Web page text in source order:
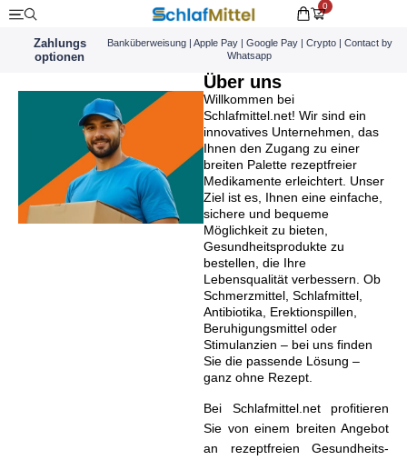
0
Zahlungs
optionen
Banküberweisung | Apple Pay | Google Pay | Crypto | Contact by
Whatsapp
Über uns
Willkommen bei
Schlafmittel.net! Wir sind ein
innovatives Unternehmen, das
Ihnen den Zugang zu einer
breiten Palette rezeptfreier
Medikamente erleichtert. Unser
Ziel ist es, Ihnen eine einfache,
sichere und bequeme
Möglichkeit zu bieten,
Gesundheitsprodukte zu
bestellen, die Ihre
Lebensqualität verbessern. Ob
Schmerzmittel, Schlafmittel,
Antibiotika, Erektionspillen,
Beruhigungsmittel oder
Stimulanzien – bei uns finden
Sie die passende Lösung –
ganz ohne Rezept.
Bei Schlafmittel.net profitieren
Sie von einem breiten Angebot
an rezeptfreien Gesundheits­